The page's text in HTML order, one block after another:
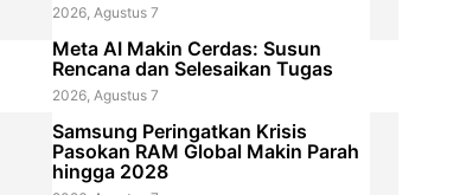
2026, Agustus 7
Meta AI Makin Cerdas: Susun
Rencana dan Selesaikan Tugas
2026, Agustus 7
Samsung Peringatkan Krisis
Pasokan RAM Global Makin Parah
hingga 2028